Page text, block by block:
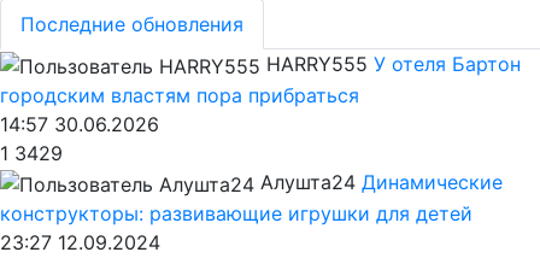
Последние обновления
HARRY555 У отеля Бартон
городским властям пора прибраться
14:57 30.06.2026
1 3429
Алушта24 Динамические
конструкторы: развивающие игрушки для детей
23:27 12.09.2024